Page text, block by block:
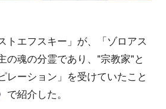
トエフスキー」が、「ゾロアス
の魂の分霊であり、"宗教家"と
レーション」を受けていたこと
で紹介した。